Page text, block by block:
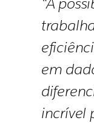
em
incrível